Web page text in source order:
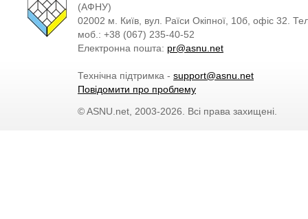
(АФНУ)
02002 м. Київ, вул. Раїси Окіпної, 10б, офіс 32.
моб.: +38 (067) 235-40-52
Електронна пошта: pr@asnu.net
Технічна підтримка - support@asnu.net
Повідомити про проблему
© ASNU.net, 2003-2026. Всі права захищені.